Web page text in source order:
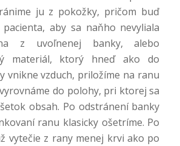
ju z pokožky, pričom buď
aby sa naňho nevyliala
z uvoľnenej banky, alebo
materiál, ktorý hneď ako do
vnikne vzduch, priložíme na ranu
do polohy, pri ktorej sa
obsah. Po odstránení banky
ranu klasicky ošetríme. Po
vytečie z rany menej krvi ako po